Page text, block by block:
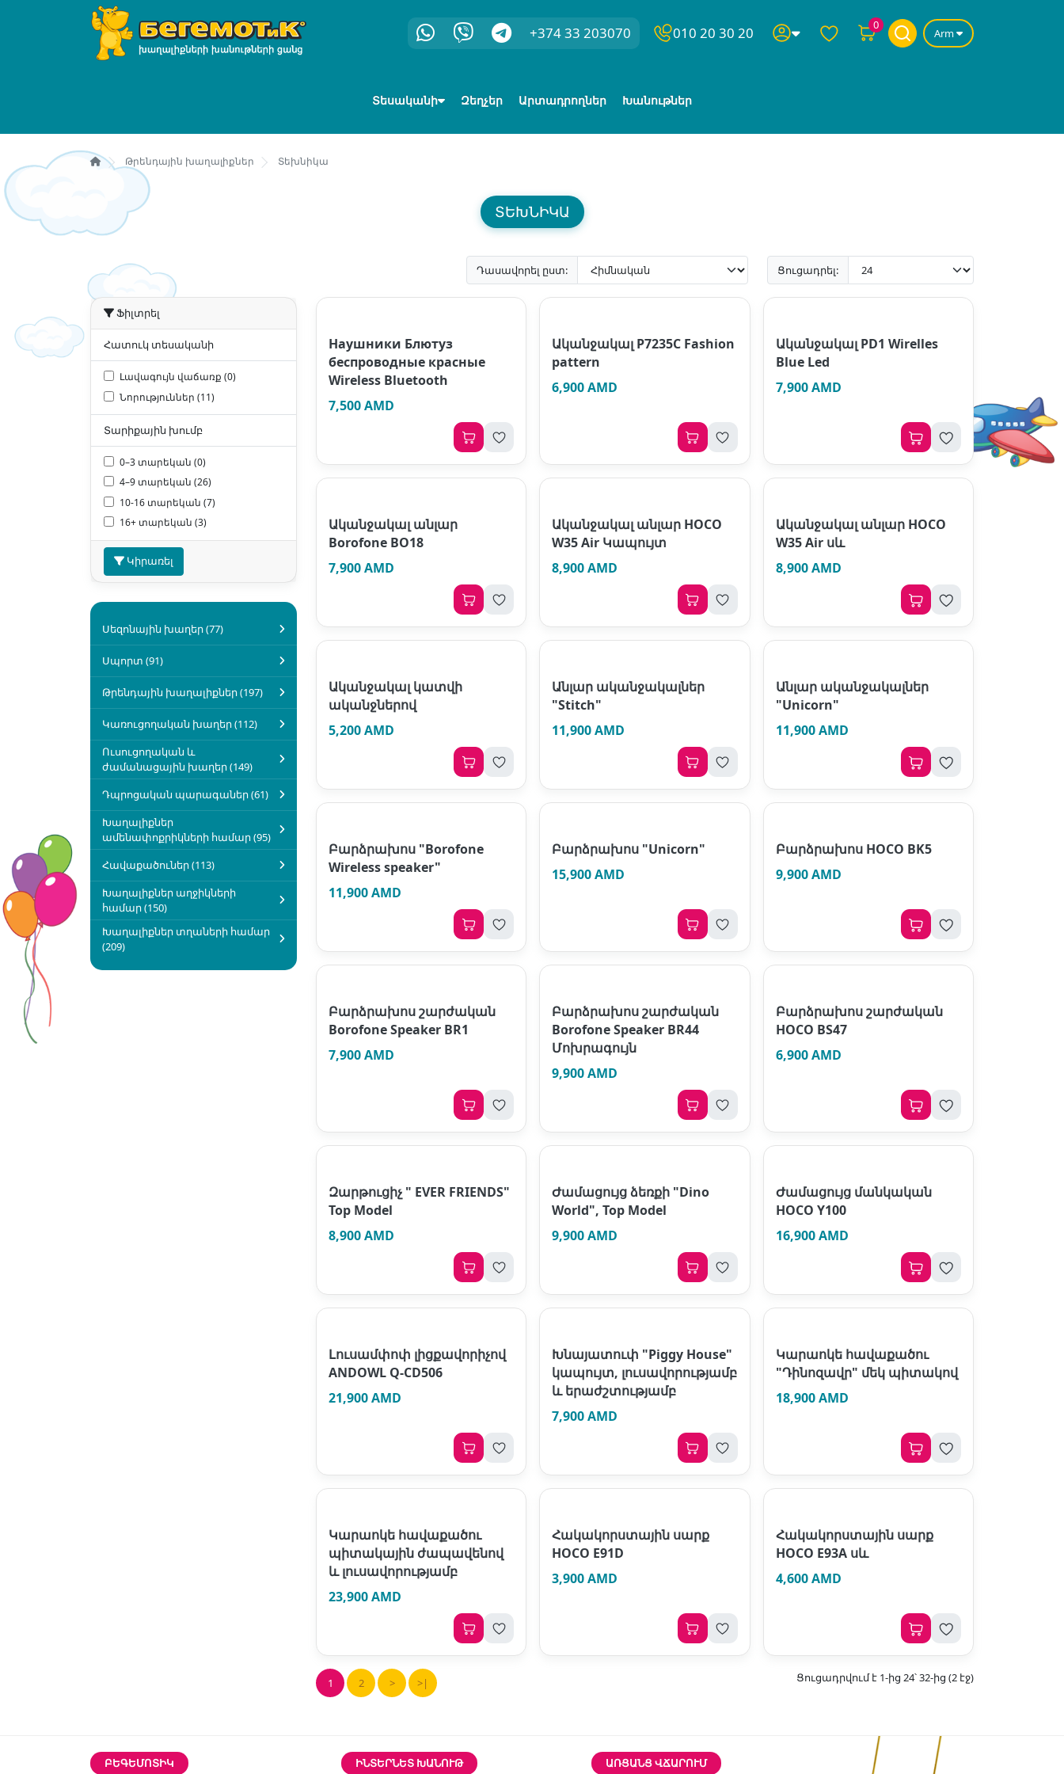
+374 33 203070 010 20 30 20 0
Arm
Տեսականի Զեղչեր Արտադրողներ Խանութներ
Թրենդային խաղալիքներ Տեխնիկա
ՏԵԽՆԻԿԱ
Դասավորել ըստ: Ցուցադրել:
Ֆիլտրել
Հատուկ տեսականի
Լավագույն վաճառք (0)
Նորություններ (11)
Տարիքային խումբ
0–3 տարեկան (0)
4–9 տարեկան (26)
10-16 տարեկան (7)
16+ տարեկան (3)
Կիրառել
Սեզոնային խաղեր (77)
Սպորտ (91)
Թրենդային խաղալիքներ (197)
Կառուցողական խաղեր (112)
Ուսուցողական և
ժամանացային խաղեր (149)
Դպրոցական պարագաներ (61)
Խաղալիքներ
ամենափոքրիկների համար (95)
Հավաքածուներ (113)
Խաղալիքներ աղջիկների
համար (150)
Խաղալիքներ տղաների համար
(209)
Наушники Блютуз
беспроводные красные
Wireless Bluetooth
7,500 AMD
Ականջակալ P7235C Fashion
pattern
6,900 AMD
Ականջակալ PD1 Wirelles
Blue Led
7,900 AMD
Ականջակալ անլար
Borofone BO18
7,900 AMD
Ականջակալ անլար HOCO
W35 Air Կապույտ
8,900 AMD
Ականջակալ անլար HOCO
W35 Air սև
8,900 AMD
Ականջակալ կատվի
ականջներով
5,200 AMD
Անլար ականջակալներ
"Stitch"
11,900 AMD
Անլար ականջակալներ
"Unicorn"
11,900 AMD
Բարձրախոս "Borofone
Wireless speaker"
11,900 AMD
Բարձրախոս "Unicorn"
15,900 AMD
Բարձրախոս HOCO BK5
9,900 AMD
Բարձրախոս շարժական
Borofone Speaker BR1
7,900 AMD
Բարձրախոս շարժական
Borofone Speaker BR44
Մոխրագույն
9,900 AMD
Բարձրախոս շարժական
HOCO BS47
6,900 AMD
Զարթուցիչ " EVER FRIENDS"
Top Model
8,900 AMD
Ժամացույց ձեռքի "Dino
World", Top Model
9,900 AMD
Ժամացույց մանկական
HOCO Y100
16,900 AMD
Լուսամփոփ լիցքավորիչով
ANDOWL Q-CD506
21,900 AMD
Խնայատուփ "Piggy House"
կապույտ, լուսավորությամբ
և երաժշտությամբ
7,900 AMD
Կարաոկե հավաքածու
"Դինոզավր" մեկ պիտակով
18,900 AMD
Կարաոկե հավաքածու
պիտակային ժապավենով
և լուսավորությամբ
23,900 AMD
Հակակորստային սարք
HOCO E91D
3,900 AMD
Հակակորստային սարք
HOCO E93A սև
4,600 AMD
1 2 > >| Ցուցադրվում է 1-ից 24՝ 32-ից (2 էջ)
ԲԵԳԵՄՈՏԻԿ ԻՆՏԵՐՆԵՏ ԽԱՆՈՒԹ ԱՌՑԱՆՑ ՎՃԱՐՈՒՄ